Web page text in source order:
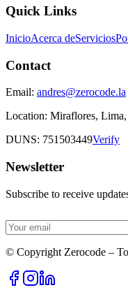
Quick Links
InicioAcerca deServicios
Contact
Email: andres@zerocode.la
Location: Miraflores, Lima,
DUNS: 751503449Verify
Newsletter
Subscribe to receive
© Copyright Zerocode –